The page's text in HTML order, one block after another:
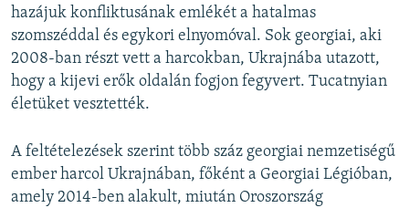
hazájuk konfliktusának emlékét a hatalmas
szomszéddal és egykori elnyomóval. Sok georgiai, aki
2008-ban részt vett a harcokban, Ukrajnába utazott,
hogy a kijevi erők oldalán fogjon fegyvert. Tucatnyian
életüket vesztették.
A feltételezések szerint több száz georgiai nemzetiségű
ember harcol Ukrajnában, főként a Georgiai Légióban,
amely 2014-ben alakult, miután Oroszország